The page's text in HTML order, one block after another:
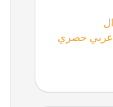
عربي حصري